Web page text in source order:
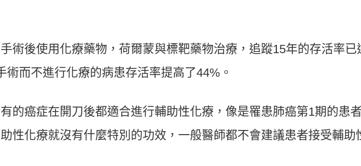
術後使用化療藥物，荷爾蒙與標靶藥物治療，追蹤15年的存活率已
術而不進行化療的病患存活率提高了44%。
的癌症在開刀後都適合進行輔助性化療，像是罹患肺癌第1期的患者
性化療就沒有什麼特別的功效，一般醫師都不會建議患者接受輔助